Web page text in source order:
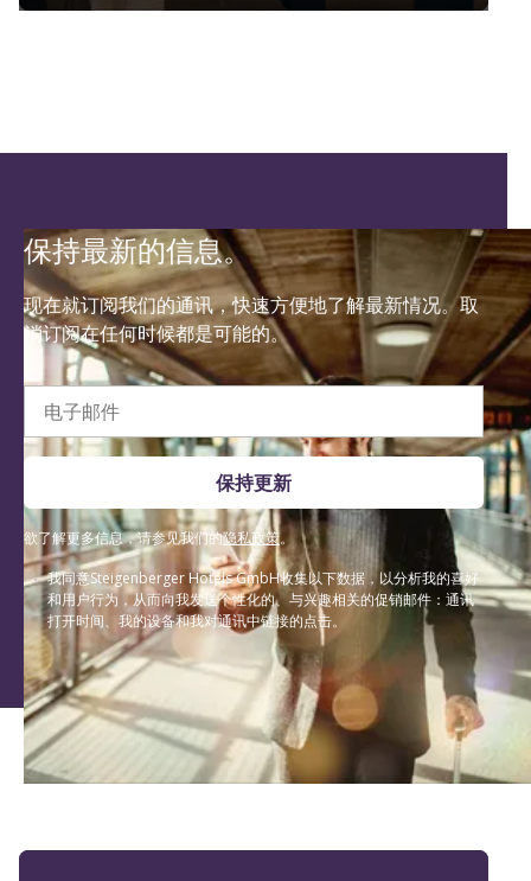
保持最新的信息。
现在就订阅我们的通讯，快速方便地了解最新情况。取
消订阅在任何时候都是可能的。
电子邮件
保持更新
欲了解更多信息，请参见我们的隐私政策。
我同意Steigenberger Hotels GmbH收集以下数据，以分析我的喜好
和用户行为，从而向我发送个性化的、与兴趣相关的促销邮件：通讯
打开时间、我的设备和我对通讯中链接的点击。